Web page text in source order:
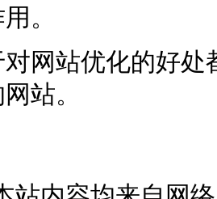
。
网站优化的好
站。